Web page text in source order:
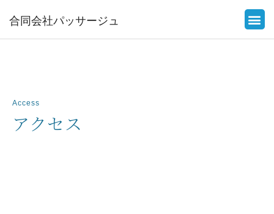
合同会社パッサージュ
Access
アクセス